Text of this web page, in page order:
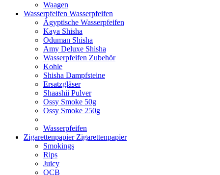
Waagen
Wasserpfeifen Wasserpfeifen
Ägyptische Wasserpfeifen
Kaya Shisha
Oduman Shisha
Amy Deluxe Shisha
Wasserpfeifen Zubehör
Kohle
Shisha Dampfsteine
Ersatzgläser
Shaashii Pulver
Ossy Smoke 50g
Ossy Smoke 250g
Wasserpfeifen
Zigarettenpapier Zigarettenpapier
Smokings
Rips
Juicy
OCB